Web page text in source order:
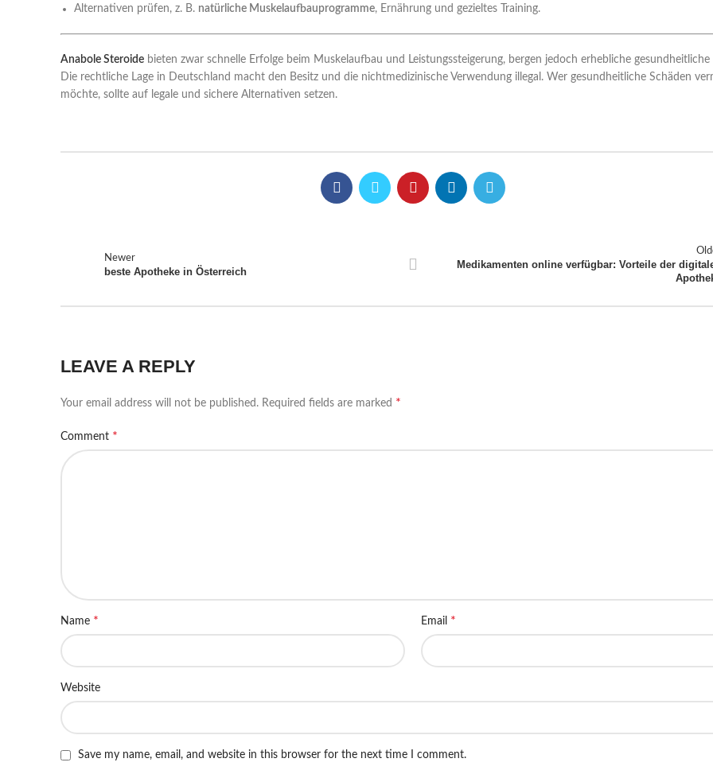
Alternativen prüfen, z. B. natürliche Muskelaufbauprogramme, Ernährung und gezieltes Training.
Anabole Steroide bieten zwar schnelle Erfolge beim Muskelaufbau und Leistungssteigerung, bergen jedoch erhebliche gesundheitliche
Die rechtliche Lage in Deutschland macht den Besitz und die nichtmedizinische Verwendung illegal. Wer gesundheitliche Schäden
möchte, sollte auf legale und sichere Alternativen setzen.
Newer
beste Apotheke in Österreich
Medikamenten online verfügbar: Vorteile der
LEAVE A REPLY
Your email address will not be published. Required fields are marked *
Comment *
Name * Email *
Website
Save my name, email, and website in this browser for the next time I comment.